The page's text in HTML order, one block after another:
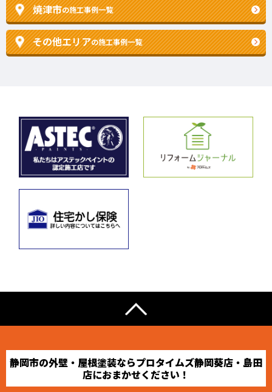
焼津市の施工事例一覧
その他エリアの施工事例一覧
静岡市の外壁・屋根塗装ならプロタイムズ静岡葵店・島田
店におまかせください！